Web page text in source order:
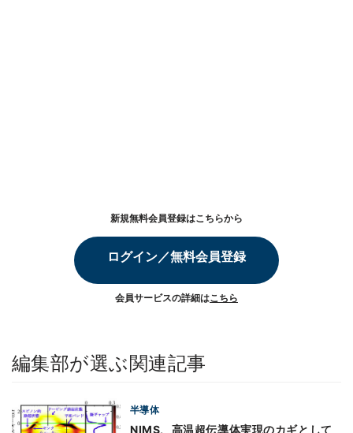
新規無料会員登録はこちらから
ログイン／無料会員登録
会員サービスの詳細はこちら
編集部が選ぶ関連記事
半導体
NIMS、高温超伝導体実現のカギとして